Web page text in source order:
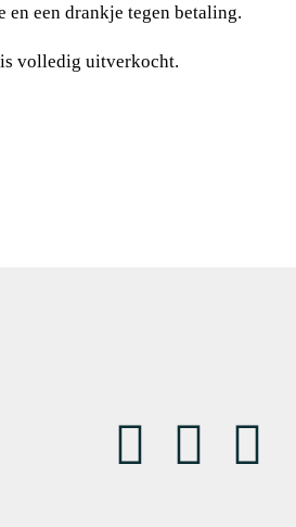
en een drankje tegen betaling.
volledig uitverkocht.